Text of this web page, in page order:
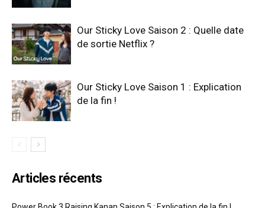
Our Sticky Love Saison 2 : Quelle date
de sortie Netflix ?
Our Sticky Love Saison 1 : Explication
de la fin !
Articles récents